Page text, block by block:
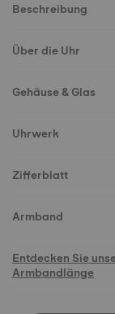
Beschreibung
Über die Uhr
Gehäuse & Glas
Uhrwerk
Zifferblatt
Armband
Entdecken Sie
Armbandlänge